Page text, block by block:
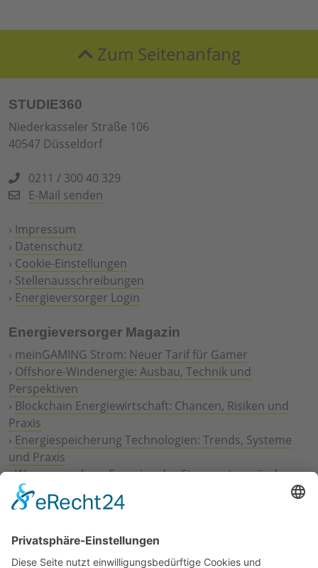
Zum Seitenanfang
STUDIE360
Niederkasseler Straße 106
40547 Düsseldorf
0211 / 300 40 329
E-Mail senden
› Impressum
› Datenschutz
› Cookie-Einstellungen
› Stellenausschreibungen
› Energieversorger Login
Energieversorger Magazin
› meinGAMING Strom: Neuer Tarif für Gamer
› Offshore-Windenergie: Ausbau, Technik und
Perspektiven
› Blockchain Energiewirtschaft: Chancen, Risiken und
Praxis
› Energiespeicherung Technologien: Trends, Systeme
und Praxis
›Wie erneuerbare Energien das Stromnetz verändern
Digitalisierung Energiewirtschaft: Effizienz, Netze und
Prozesse
Geschäftsmodelle
›Vorstandswechsel Westenergie: Böddeling übernimmt